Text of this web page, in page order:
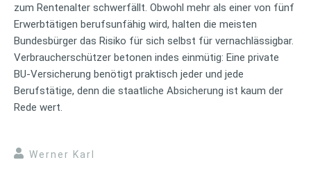
zum Rentenalter schwerfällt. Obwohl mehr als einer von fünf
Erwerbtätigen berufsunfähig wird, halten die meisten
Bundesbürger das Risiko für sich selbst für vernachlässigbar.
Verbraucherschützer betonen indes einmütig: Eine private
BU-Versicherung benötigt praktisch jeder und jede
Berufstätige, denn die staatliche Absicherung ist kaum der
Rede wert.
Werner Karl